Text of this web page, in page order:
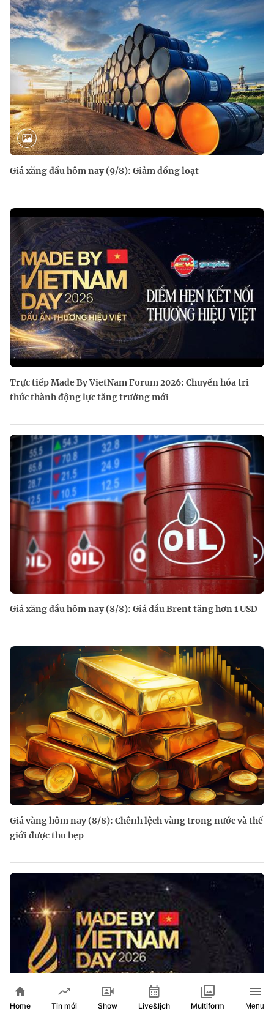
Giá xăng dầu hôm nay (9/8): Giảm đồng loạt
Trực tiếp Made By VietNam Forum 2026: Chuyển hóa tri
thức thành động lực tăng trưởng mới
Giá xăng dầu hôm nay (8/8): Giá dầu Brent tăng hơn 1 USD
Giá vàng hôm nay (8/8): Chênh lệch vàng trong nước và thế
giới được thu hẹp
Home Tin mới Show Live&lịch Multiform Menu